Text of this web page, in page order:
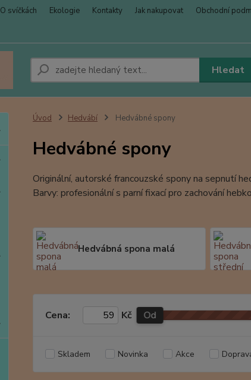
O svíčkách Ekologie Kontakty Jak nakupovat Obchodní
Hledat
Úvod Hedvábí Hedvábné spony
Hedvábné spony
Originální, autorské francouzské spony na sepnutí
Barvy: profesionální s parní fixací pro zachování
Hedvábná spona malá
Cena: Kč Od
Skladem Novinka Akce